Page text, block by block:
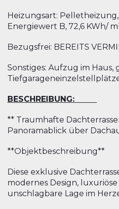
Heizungsart: Pelletheizung,
Energiewert B, 72,6 KWh/
Bezugsfrei: BEREITS
Sonstiges: Aufzug im Haus,
BESCHREIBUNG:
** Traumhafte
Panoramablick über
**Objektbeschreibung**
Diese exklusive
modernes Design,
unschlagbare Lage im